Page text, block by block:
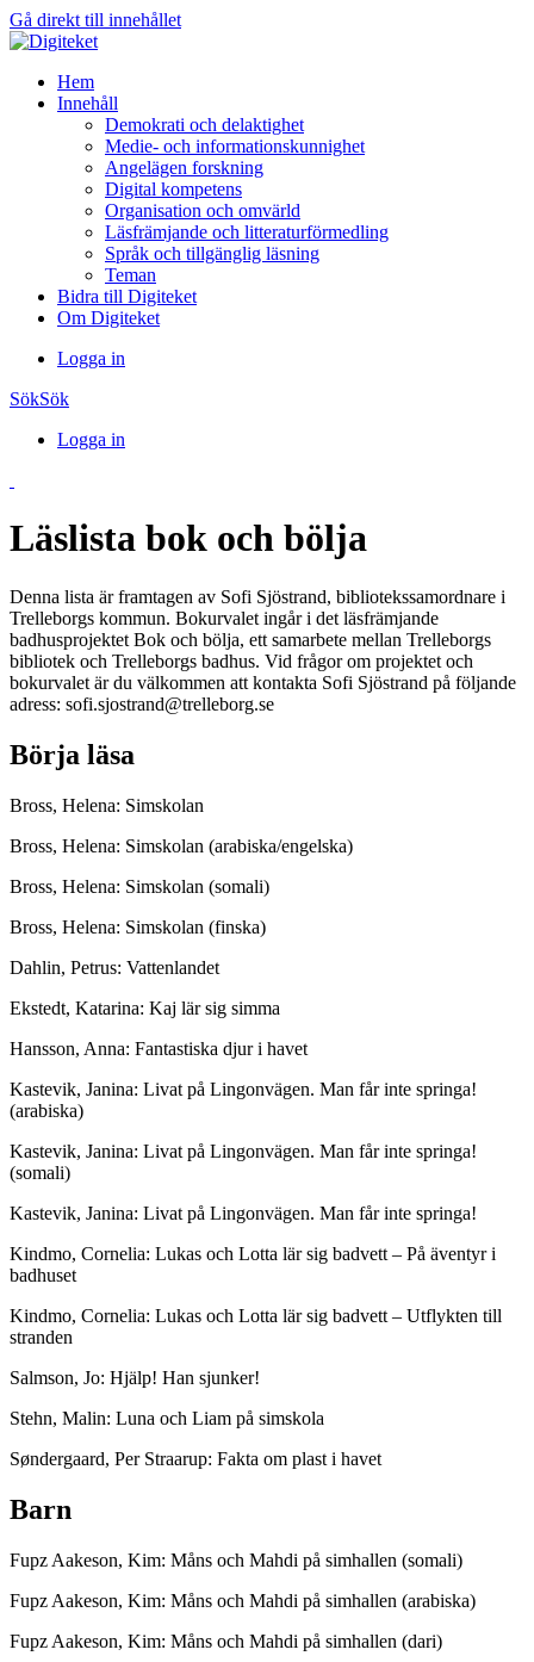
Gå direkt till innehållet
Hem
Innehåll
Demokrati och delaktighet
Medie- och informationskunnighet
Angelägen forskning
Digital kompetens
Organisation och omvärld
Läsfrämjande och litteraturförmedling
Språk och tillgänglig läsning
Teman
Bidra till Digiteket
Om Digiteket
Logga in
SökSök
Logga in
Läslista bok och bölja
Denna lista är framtagen av Sofi Sjöstrand, bibliotekssamordnare i
Trelleborgs kommun. Bokurvalet ingår i det läsfrämjande
badhusprojektet Bok och bölja, ett samarbete mellan Trelleborgs
bibliotek och Trelleborgs badhus. Vid frågor om projektet och
bokurvalet är du välkommen att kontakta Sofi Sjöstrand på följande
adress: sofi.sjostrand@trelleborg.se
Börja läsa
Bross, Helena: Simskolan
Bross, Helena: Simskolan (arabiska/engelska)
Bross, Helena: Simskolan (somali)
Bross, Helena: Simskolan (finska)
Dahlin, Petrus: Vattenlandet
Ekstedt, Katarina: Kaj lär sig simma
Hansson, Anna: Fantastiska djur i havet
Kastevik, Janina: Livat på Lingonvägen. Man får inte springa!
(arabiska)
Kastevik, Janina: Livat på Lingonvägen. Man får inte springa!
(somali)
Kastevik, Janina: Livat på Lingonvägen. Man får inte springa!
Kindmo, Cornelia: Lukas och Lotta lär sig badvett – På äventyr i
badhuset
Kindmo, Cornelia: Lukas och Lotta lär sig badvett – Utflykten till
stranden
Salmson, Jo: Hjälp! Han sjunker!
Stehn, Malin: Luna och Liam på simskola
Søndergaard, Per Straarup: Fakta om plast i havet
Barn
Fupz Aakeson, Kim: Måns och Mahdi på simhallen (somali)
Fupz Aakeson, Kim: Måns och Mahdi på simhallen (arabiska)
Fupz Aakeson, Kim: Måns och Mahdi på simhallen (dari)